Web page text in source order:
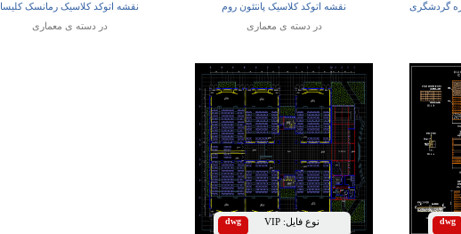
نقشه اتوکد کلاسیک پانتئون روم
در دسته ی معماری
نقشه اتوکد کلاسیک رمانسک کلیسا
در دسته ی معماری
dwg
dwg نوع فایل: VIP